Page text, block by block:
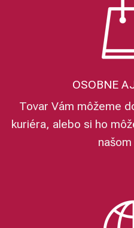
OSOBNE
Tovar Vám môžeme
kuriéra, alebo si ho